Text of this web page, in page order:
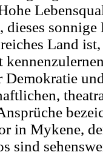
Land
Demokratie
in Mykene,
sind